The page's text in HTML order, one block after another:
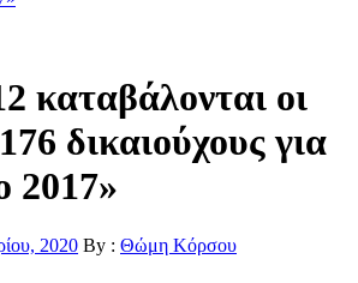
καταβάλονται οι
δικαιούχους για
2017»
2020 By : Θώμη Κόρσου